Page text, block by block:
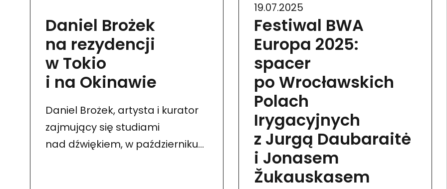
Daniel Brożek
na rezydencji
w Tokio
i na Okinawie
Daniel Brożek, artysta i kurator
zajmujący się studiami
nad dźwiękiem, w październiku
Festiwal BWA
Europa 2025:
spacer
po Wrocławskich
Polach
Irygacyjnych
z Jurgą Daubaraitė
i Jonasem
Žukauskasem
19.07.2025